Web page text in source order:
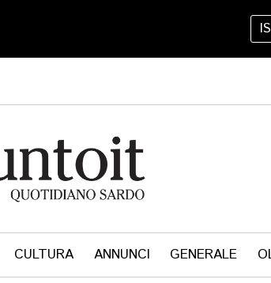
CULTURA ANNUNCI GENERALE